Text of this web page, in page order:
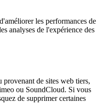
les performances de
analyses de l'expérience des
de sites web tiers,
ou SoundCloud. Si vous
de supprimer certaines